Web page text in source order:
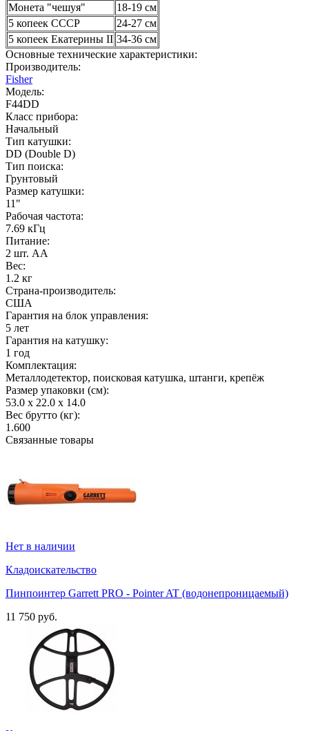
Монета "чешуя"
18-19 см
5 копеек СССР
24-27 см
5 копеек Екатерины II 34-36 см
Основные технические характеристики:
Производитель:
Fisher
Модель:
F44DD
Класс прибора:
Начальный
Тип катушки:
DD (Double D)
Тип поиска:
Грунтовый
Размер катушки:
11"
Рабочая частота:
7.69 кГц
Питание:
2 шт. AA
Вес:
1.2 кг
Страна-производитель:
США
Гарантия на блок управления:
5 лет
Гарантия на катушку:
1 год
Комплектация:
Металлодетектор, поисковая катушка, штанги, крепёж
Размер упаковки (см):
53.0 x 22.0 x 14.0
Вес брутто (кг):
1.600
Связанные товары
Нет в наличии
Кладоискательство
Пинпоинтер Garrett PRO - Pointer AT (водонепроницаемый)
11 750 руб.